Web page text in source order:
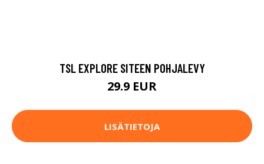
TSL EXPLORE SITEEN POHJALEVY
29.9 EUR
LISÄTIETOJA